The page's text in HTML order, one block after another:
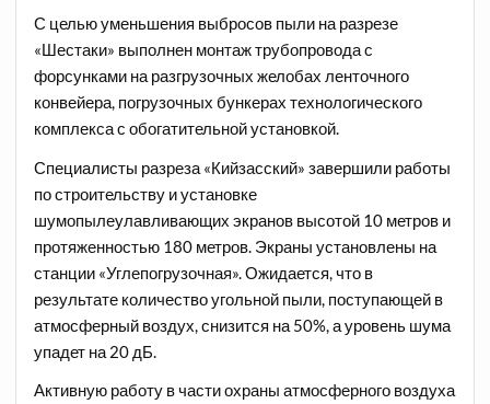
С целью уменьшения выбросов пыли на разрезе
«Шестаки» выполнен монтаж трубопровода с
форсунками на разгрузочных желобах ленточного
конвейера, погрузочных бункерах технологического
комплекса с обогатительной установкой.
Специалисты разреза «Кийзасский» завершили работы
по строительству и установке
шумопылеулавливающих экранов высотой 10 метров и
протяженностью 180 метров. Экраны установлены на
станции «Углепогрузочная». Ожидается, что в
результате количество угольной пыли, поступающей в
атмосферный воздух, снизится на 50%, а уровень шума
упадет на 20 дБ.
Активную работу в части охраны атмосферного воздуха